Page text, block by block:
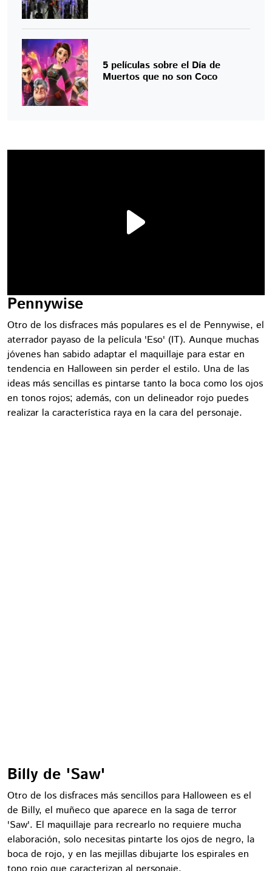
5 películas sobre el Día de
Muertos que no son Coco
Pennywise
Otro de los disfraces más populares es el de Pennywise, el
aterrador payaso de la película 'Eso' (IT). Aunque muchas
jóvenes han sabido adaptar el maquillaje para estar en
tendencia en Halloween sin perder el estilo. Una de las
ideas más sencillas es pintarse tanto la boca como los ojos
en tonos rojos; además, con un delineador rojo puedes
realizar la característica raya en la cara del personaje.
Billy de 'Saw'
Otro de los disfraces más sencillos para Halloween es el
de Billy, el muñeco que aparece en la saga de terror
'Saw'. El maquillaje para recrearlo no requiere mucha
elaboración, solo necesitas pintarte los ojos de negro, la
boca de rojo, y en las mejillas dibujarte los espirales en